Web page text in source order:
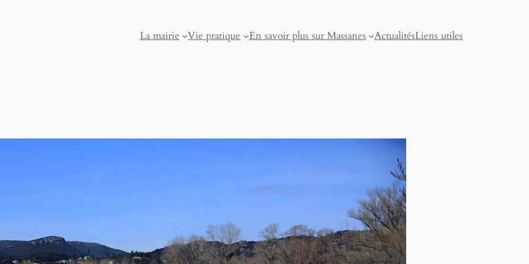
La mairie Vie pratique En savoir plus sur Massanes ActualitésLiens utiles